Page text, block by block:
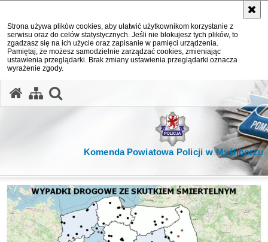
Strona używa plików cookies, aby ułatwić użytkownikom korzystanie z
serwisu oraz do celów statystycznych. Jeśli nie blokujesz tych plików, to
zgadzasz się na ich użycie oraz zapisanie w pamięci urządzenia.
Pamiętaj, że możesz samodzielnie zarządzać cookies, zmieniając
ustawienia przeglądarki. Brak zmiany ustawienia przeglądarki oznacza
wyrażenie zgody.
Komenda Powiatowa Policji w Myśliborzu
Ważne informacje